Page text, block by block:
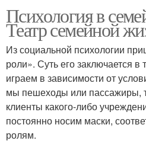
Психология в
Театр семейной
Из социальной психологии
роли». Суть его заключается
играем в зависимости от
мы пешеходы или пассажиры,
клиенты какого-либо
постоянно носим маски,
ролям.